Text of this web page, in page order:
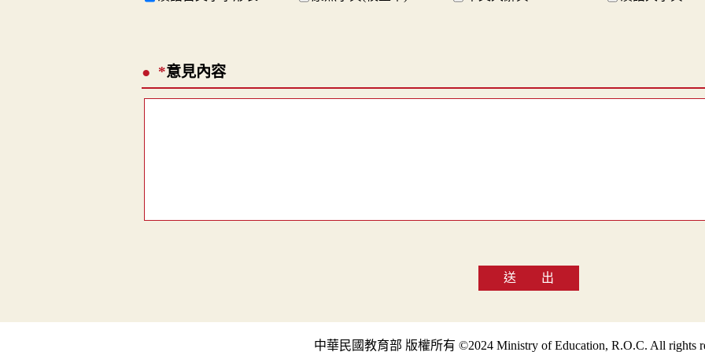
*意見內容
送 出
中華民國教育部 版權所有 ©2024 Ministry of Education, R.O.C. All rights